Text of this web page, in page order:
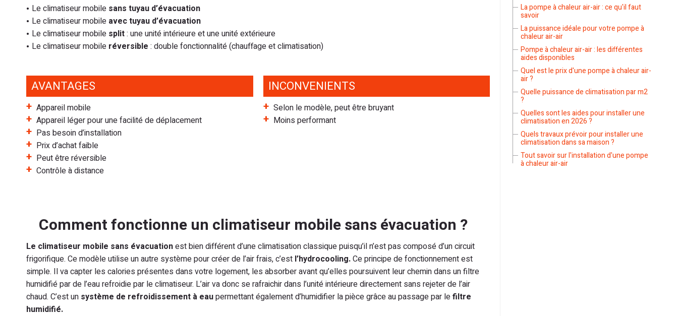
Le climatiseur mobile sans tuyau d’évacuation
Le climatiseur mobile avec tuyau d’évacuation
Le climatiseur mobile split: une unité intérieure et une unité extérieure
Le climatiseur mobile réversible : double fonctionnalité (chauffage et climatisation)
AVANTAGES
Appareil mobile
Appareil léger pour une facilité de déplacement
Pas besoin d’installation
Prix d’achat faible
Peut être réversible
Contrôle à distance
INCONVENIENTS
Selon le modèle, peut être bruyant
Moins performant
Comment fonctionne un climatiseur mobile sans évacuation ?
Le climatiseur mobile sans évacuationest bien différent d’une climatisation classique puisqu’il n’est pas composé d’un circuit
frigorifique. Ce modèle utilise un autre système pour créer de l’air frais, c’est l’hydrocooling.Ce principe de fonctionnement est
simple. Il va capter les calories présentes dans votre logement, les absorber avant qu’elles poursuivent leur chemin dans un filtre
humidifié par de l’eau refroidie par le climatiseur. L’air va donc se rafraichir dans l’unité intérieure directement sans rejeter de l’air
chaud. C’est un système de refroidissement à eaupermettant également d’humidifier la pièce grâce au passage par lefiltre
humidifié.
La pompe à chaleur air-air : ce qu'il faut
savoir
La puissance idéale pour votre pompe à
chaleur air-air
Pompe à chaleur air-air : les différentes
aides disponibles
Quel est le prix d'une pompe à chaleur air-
air ?
Quelle puissance de climatisation par m2
?
Quelles sont les aides pour installer une
climatisation en 2026 ?
Quels travaux prévoir pour installer une
climatisation dans sa maison ?
Tout savoir sur l'installation d'une pompe
à chaleur air-air